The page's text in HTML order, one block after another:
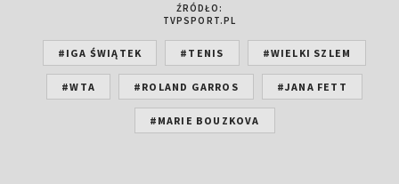
ŹRÓDŁO:
TVPSPORT.PL
#IGA ŚWIĄTEK #TENIS #WIELKI SZLEM
#WTA #ROLAND GARROS #JANA FETT
#MARIE BOUZKOVA